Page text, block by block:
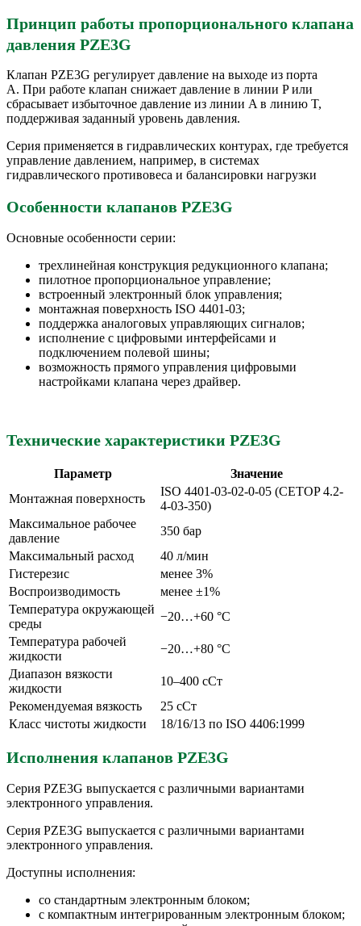
Принцип работы пропорционального клапана
давления PZE3G
Клапан PZE3G регулирует давление на выходе из порта
A. При работе клапан снижает давление в линии P или
сбрасывает избыточное давление из линии A в линию T,
поддерживая заданный уровень давления.
Серия применяется в гидравлических контурах, где требуется
управление давлением, например, в системах
гидравлического противовеса и балансировки нагрузки
Особенности клапанов PZE3G
Основные особенности серии:
трехлинейная конструкция редукционного клапана;
пилотное пропорциональное управление;
встроенный электронный блок управления;
монтажная поверхность ISO 4401-03;
поддержка аналоговых управляющих сигналов;
исполнение с цифровыми интерфейсами и
подключением полевой шины;
возможность прямого управления цифровыми
настройками клапана через драйвер.
Технические характеристики PZE3G
Параметр
Значение
Монтажная поверхность
ISO 4401-03-02-0-05 (CETOP 4.2-
4-03-350)
Максимальное рабочее
давление
350 бар
Максимальный расход
40 л/мин
Гистерезис
менее 3%
Воспроизводимость
менее ±1%
Температура окружающей
среды
−20…+60 °C
Температура рабочей
жидкости
−20…+80 °C
Диапазон вязкости
жидкости
10–400 сСт
Рекомендуемая вязкость
25 сСт
Класс чистоты жидкости
18/16/13 по ISO 4406:1999
Исполнения клапанов PZE3G
Серия PZE3G выпускается с различными вариантами
электронного управления.
Серия PZE3G выпускается с различными вариантами
электронного управления.
Доступны исполнения:
со стандартным электронным блоком;
с компактным интегрированным электронным блоком;